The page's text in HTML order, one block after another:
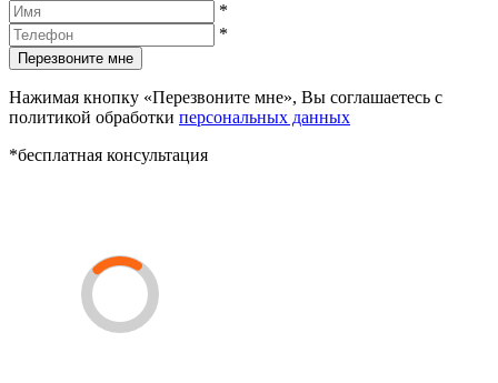
*
*
Перезвоните мне
Нажимая кнопку «Перезвоните мне», Вы соглашаетесь с
политикой обработки персональных данных
*бесплатная консультация